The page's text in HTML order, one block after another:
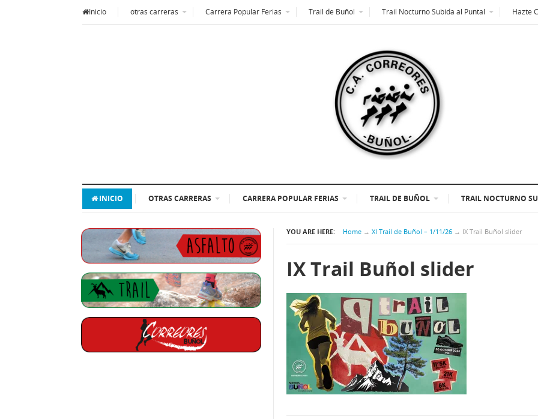
Inicio otras carreras Carrera Popular Ferias Trail de Buñol Trail Nocturno Subida al Puntal Hazte
INICIO OTRAS CARRERAS CARRERA POPULAR FERIAS TRAIL DE BUÑOL TRAIL NOCTURNO
YOU ARE HERE: Home → XI Trail de Buñol – 1/11/26 → IX Trail Buñol slider
IX Trail Buñol slider